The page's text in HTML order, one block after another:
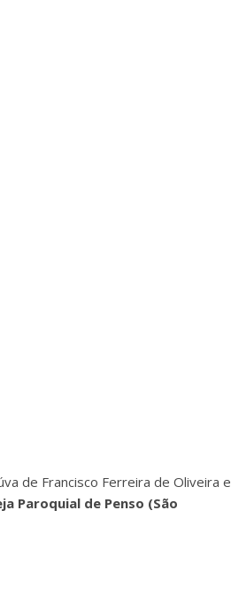
de Francisco Ferreira de Oliveira e
Paroquial de Penso (São